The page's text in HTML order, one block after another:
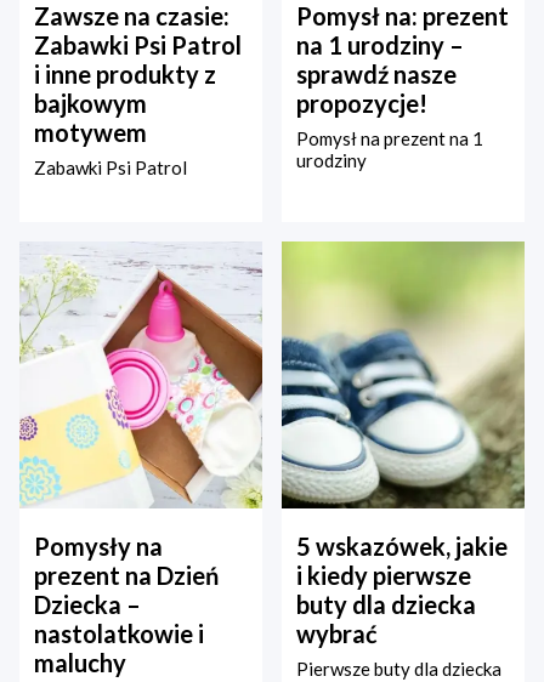
Zawsze na czasie:
Zabawki Psi Patrol
i inne produkty z
bajkowym
motywem
Zabawki Psi Patrol
Pomysł na: prezent
na 1 urodziny –
sprawdź nasze
propozycje!
Pomysł na prezent na 1
urodziny
Pomysły na
prezent na Dzień
Dziecka –
nastolatkowie i
maluchy
5 wskazówek, jakie
i kiedy pierwsze
buty dla dziecka
wybrać
Pierwsze buty dla dziecka